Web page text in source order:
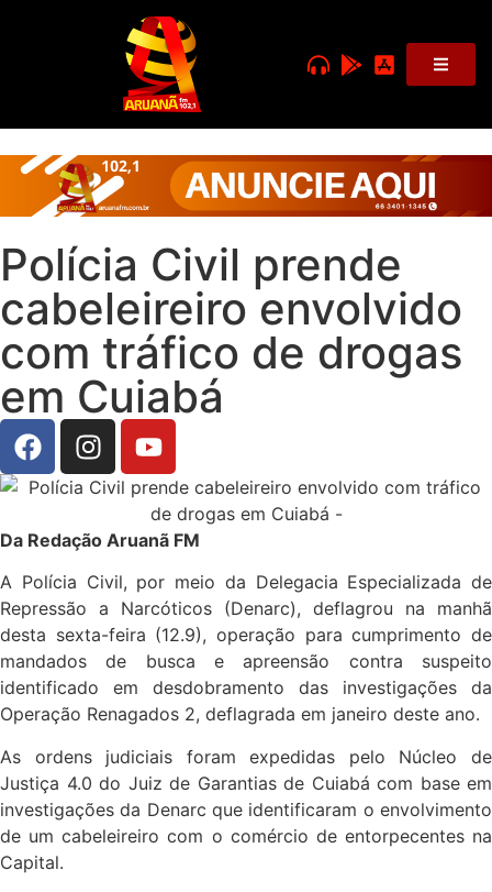
Polícia Civil prende
cabeleireiro envolvido
com tráfico de drogas
em Cuiabá
Da Redação Aruanã FM
A Polícia Civil, por meio da Delegacia Especializada de
Repressão a Narcóticos (Denarc), deflagrou na manhã
desta sexta-feira (12.9), operação para cumprimento de
mandados de busca e apreensão contra suspeito
identificado em desdobramento das investigações da
Operação Renagados 2, deflagrada em janeiro deste ano.
As ordens judiciais foram expedidas pelo Núcleo de
Justiça 4.0 do Juiz de Garantias de Cuiabá com base em
investigações da Denarc que identificaram o envolvimento
de um cabeleireiro com o comércio de entorpecentes na
Capital.